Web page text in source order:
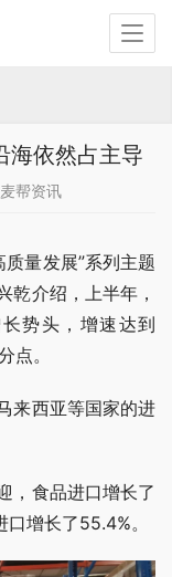
海依然占主导
麦帮资讯
量发展”系列主题
乾介绍，上半年，
势头，增速达到
点。
来西亚等国家的进
，食品进口增长了
增长了55.4%。